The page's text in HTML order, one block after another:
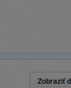
Zobraziť